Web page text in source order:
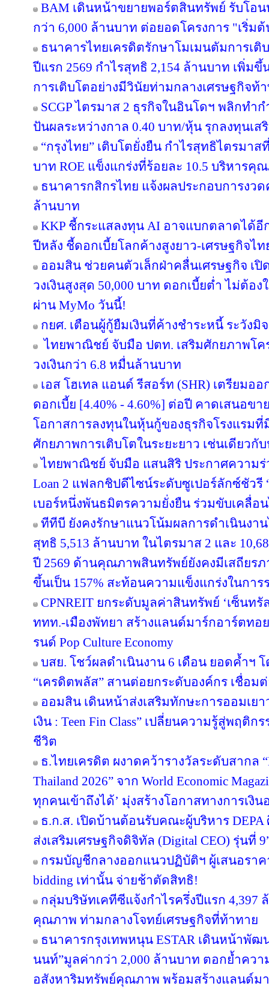
BAM เดินหน้าขยายพอร์ตสินทรัพย์ รับโอ
กว่า 6,000 ล้านบาท ต่อยอดโครงการ "เริ่ม
ธนาคารไทยเครดิตรักษาโมเมนตัมการเติ
ปีแรก 2569 กำไรสุทธิ 2,154 ล้านบาท เพิ่ม
การเติบโตอย่างมีวินัยท่ามกลางเศรษฐกิจท้
SCGP ไตรมาส 2 ธุรกิจในอินโดฯ พลิกทำ
ปันผลระหว่างกาล 0.40 บาท/หุ้น รุกลงทุนเ
“กรุงไทย” เติบโตยั่งยืน กำไรสุทธิไตรมาส
บาท ROE แข็งแกร่งที่ร้อยละ 10.5 บริหาร
ธนาคารกสิกรไทย แจ้งผลประกอบการงวด
ล้านบาท
KKP ชี้กระแสลงทุน AI อาจแบกตลาดได้อี
ปีหลัง ชี้ดอกเบี้ยโลกค้างสูงยาว-เศรษฐกิจไท
ออมสิน ช่วยคนตัวเล็กฝ่าคลื่นเศรษฐกิจ เ
วงเงินสูงสุด 50,000 บาท ดอกเบี้ยต่ำ ไม่ต้
ผ่าน MyMo วันนี้!
กยศ. เตือนผู้กู้ยืมเงินที่ค้างชำระหนี้ ระวัง
ไทยพาณิชย์ จับมือ ปตท. เสริมศักยภาพโค
วงเงินกว่า 6.8 หมื่นล้านบาท
เอส โฮเทล แอนด์ รีสอร์ท (SHR) เตรียมอ
ดอกเบี้ย [4.40% - 4.60%] ต่อปี คาดเสนอขา
โอกาสการลงทุนในหุ้นกู้ของธุรกิจโรงแรม
ศักยภาพการเติบโตในระยะยาว เช่นเดียวกั
ไทยพาณิชย์ จับมือ แสนสิริ ประกาศความร่
Loan 2 แฟลกชิปดีไซน์ระดับซูเปอร์ลักซ์ชัว
เบอร์หนึ่งพันธมิตรความยั่งยืน ร่วมขับเคลื่อ
ทีทีบี ยังคงรักษาแนวโน้มผลการดำเนินงา
สุทธิ 5,513 ล้านบาท ในไตรมาส 2 และ
ปี 2569 ด้านคุณภาพสินทรัพย์ยังคงมีเสถียรภ
ขึ้นเป็น 157% สะท้อนความแข็งแกร่งในการ
CPNREIT ยกระดับมูลค่าสินทรัพย์ ‘เซ็นทรั
ททท.-เมืองพัทยา สร้างแลนด์มาร์กอาร์ตทอ
รนด์ Pop Culture Economy
บสย. โชว์ผลดำเนินงาน 6 เดือน ยอดค้ำฯ
“เครดิตพลัส” สานต่อยกระดับองค์กร เชื่อมต่
ออมสิน เดินหน้าส่งเสริมทักษะการออมเยา
เงิน : Teen Fin Class” เปลี่ยนความรู้สู่พฤติ
ชีวิต
ธ.ไทยเครดิต ผงาดคว้ารางวัลระดับสากล
Thailand 2026” จาก World Economic
ทุกคนเข้าถึงได้’ มุ่งสร้างโอกาสทางการเงิน
ธ.ก.ส. เปิดบ้านต้อนรับคณะผู้บริหาร
ส่งเสริมเศรษฐกิจดิจิทัล (Digital CEO) รุ่นที่
กรมบัญชีกลางออกแนวปฏิบัติฯ ผู้เสนอราค
bidding เท่านั้น จ่ายช้าตัดสิทธิ!
กลุ่มบริษัทเคทีซีแจ้งกำไรครึ่งปีแรก 4,397
คุณภาพ ท่ามกลางโจทย์เศรษฐกิจที่ท้าทาย
ธนาคารกรุงเทพหนุน ESTAR เดินหน้าพัฒน
นนท์”มูลค่ากว่า 2,000 ล้านบาท ตอกย้ำคว
อสังหาริมทรัพย์คุณภาพ พร้อมสร้างแลนด์ม